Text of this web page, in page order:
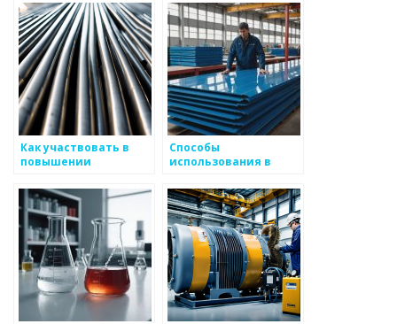
эффективного
производства
металлоизделий
продукции в
металоизделиях
Как участвовать в
повышении
мощностей для
металоизделий
Способы
использования в
цепях